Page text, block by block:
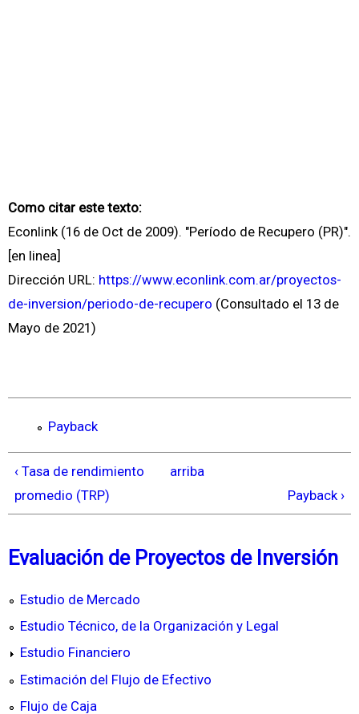
Como citar este texto:
Econlink (16 de Oct de 2009). "Período de Recupero (PR)".
[en linea]
Dirección URL: https://www.econlink.com.ar/proyectos-
de-inversion/periodo-de-recupero (Consultado el 13 de
Mayo de 2021)
Payback
‹ Tasa de rendimiento
promedio (TRP)
arriba
Payback ›
Evaluación de Proyectos de Inversión
Estudio de Mercado
Estudio Técnico, de la Organización y Legal
Estudio Financiero
Estimación del Flujo de Efectivo
Flujo de Caja